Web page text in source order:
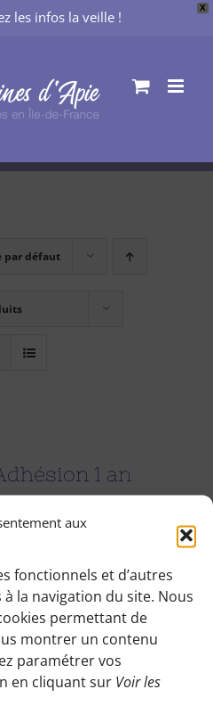
X
les infos la veille !
aux
fonctionnels et d’autres
la navigation du site. Nous
permettant de
montrer un contenu
paramétrer vos
en cliquant sur Voir les
par défaut
1 an
1 an
toutes les informations
nos excursions du
des jours fériés (Point de
horaires, conseils etc.), et
nos activités telles que des